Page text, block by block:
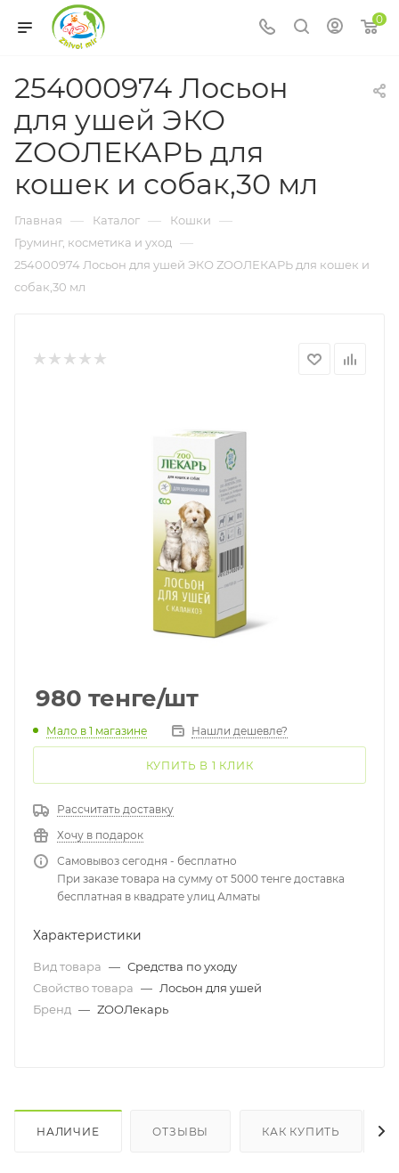
0
254000974 Лосьон
для ушей ЭКО
ZOOЛЕКАРЬ для
кошек и собак,30 мл
Главная — Каталог — Кошки —
Груминг, косметика и уход —
254000974 Лосьон для ушей ЭКО ZOOЛЕКАРЬ для кошек и
собак,30 мл
980 тенге/шт
Мало в 1 магазине Нашли дешевле?
КУПИТЬ В 1 КЛИК
Рассчитать доставку
Хочу в подарок
Самовывоз сегодня - бесплатно
При заказе товара на сумму от 5000 тенге доставка
бесплатная в квадрате улиц Алматы
Характеристики
Вид товара — Средства по уходу
Свойство товара — Лосьон для ушей
Бренд — ZOOЛекарь
НАЛИЧИЕ ОТЗЫВЫ КАК КУПИТЬ